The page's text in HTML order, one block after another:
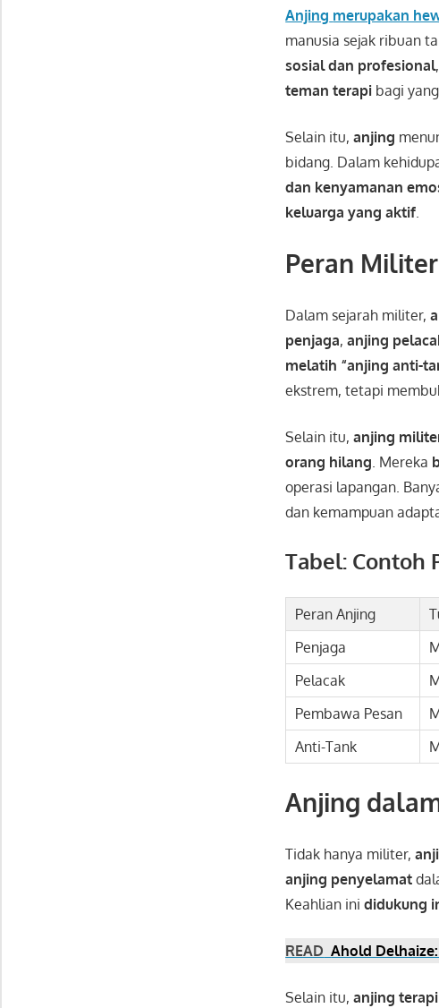
Anjing merupakan
manusia sejak ribuan
sosial dan profesional
teman terapi bagi
Selain itu,anjing
bidang. Dalam
dan kenyamanan
keluarga yang aktif.
Peran
Dalam sejarah militer,
penjaga,anjing
melatih “anjing anti-
ekstrem, tetapi
Selain itu,anjing
orang hilang. Mereka
operasi lapangan.
dan kemampuan
Tabel: Contoh
Peran Anjing
Penjaga
Pelacak
Pembawa Pesan
Anti-Tank
Anjing
Tidak hanya militer,
anjing penyelamat
Keahlian inididukung
READ Ahold
Selain itu,anjing terapi